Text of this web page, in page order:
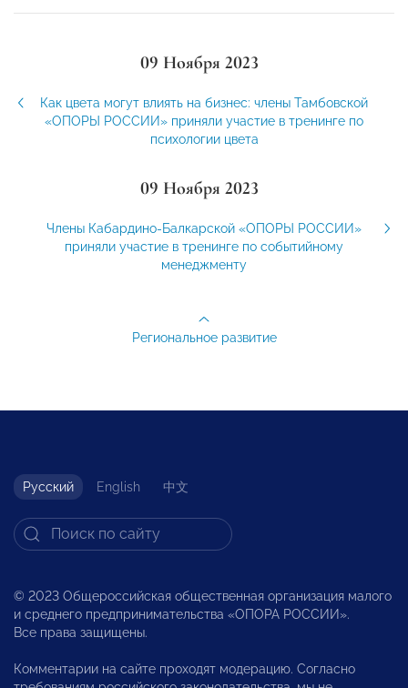
09 Ноября 2023
Как цвета могут влиять на бизнес: члены Тамбовской
«ОПОРЫ РОССИИ» приняли участие в тренинге по
психологии цвета
09 Ноября 2023
Члены Кабардино-Балкарской «ОПОРЫ РОССИИ»
приняли участие в тренинге по событийному
менеджменту
Региональное развитие
Русский English 中文
© 2023 Общероссийская общественная организация малого
и среднего предпринимательства «ОПОРА РОССИИ».
Все права защищены.
Комментарии на сайте проходят модерацию. Согласно